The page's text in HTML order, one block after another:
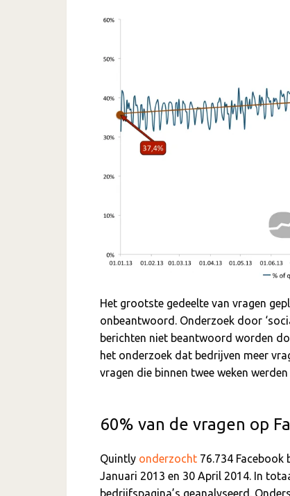
Het grootste gedeelte van vragen
onbeantwoord. Onderzoek door
berichten niet beantwoord worden
het onderzoek dat bedrijven meer
vragen die binnen twee weken
60% van de vragen op
Quintly onderzocht 76.734 Facebook
Januari 2013 en 30 April 2014. In
bedrijfspagina’s geanalyseerd.